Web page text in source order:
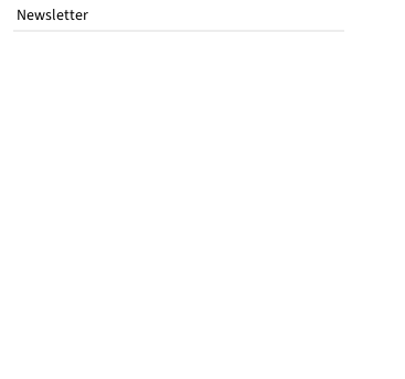
Newsletter